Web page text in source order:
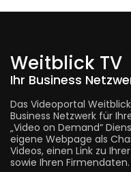
Weitblick TV
Ihr Business
Das Videoportal
Business Netzwerk für
„Video on Demand“
eigene Webpage als
Videos, einen Link zu
sowie Ihren Firmendaten.